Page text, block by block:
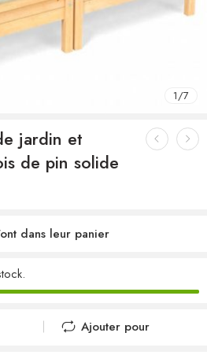
1/7
jardin et
de pin solide
dans leur panier
Ajouter pour